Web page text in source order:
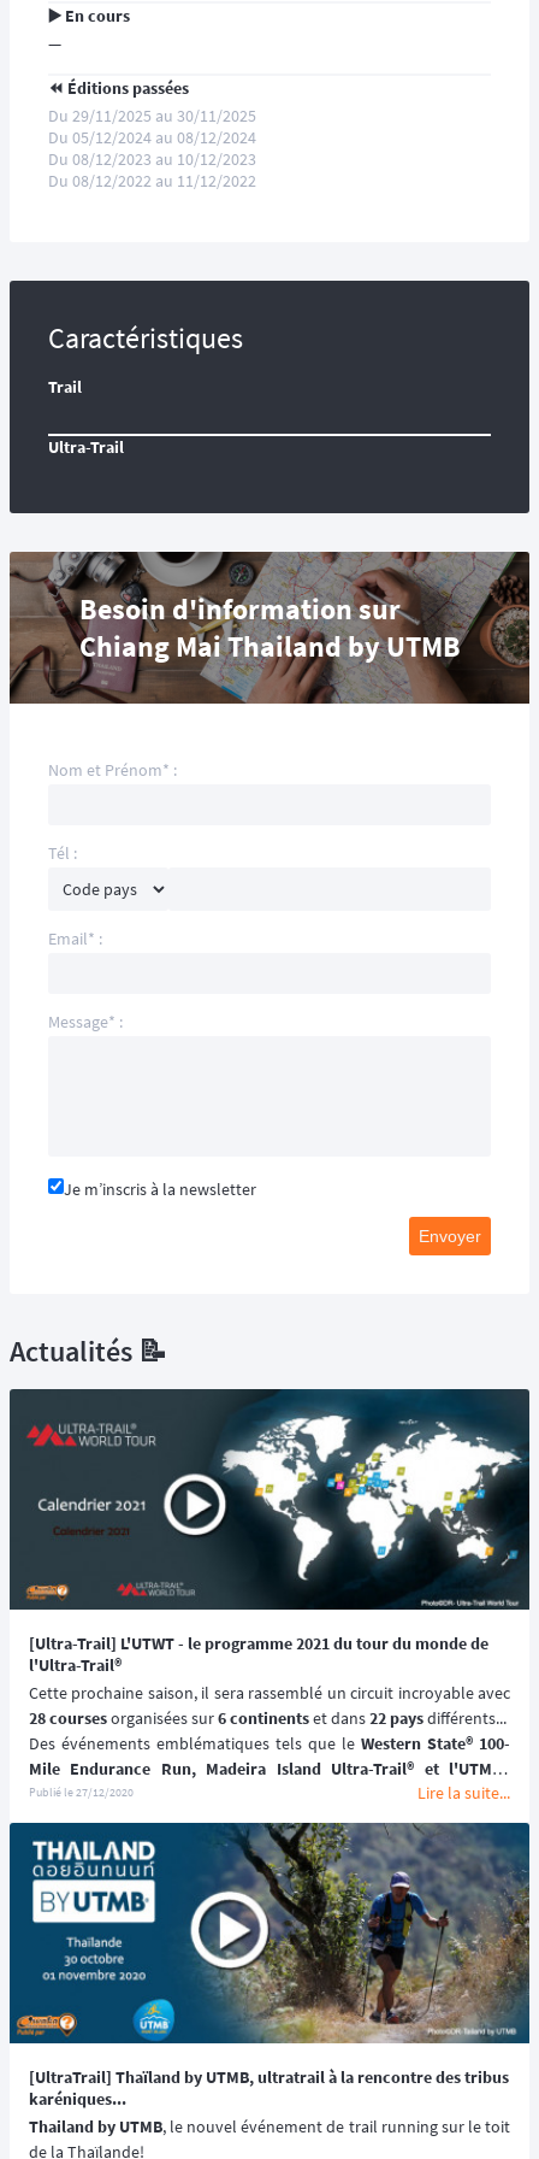
▶️ En cours
—
⏪️ Éditions passées
Du 29/11/2025 au 30/11/2025
Du 05/12/2024 au 08/12/2024
Du 08/12/2023 au 10/12/2023
Du 08/12/2022 au 11/12/2022
Caractéristiques
Trail
Ultra-Trail
Besoin d'information sur
Chiang Mai Thailand by UTMB
Nom et Prénom* :
Tél :
Email* :
Message* :
Je m’inscris à la newsletter
Envoyer
Actualités 📝
[Ultra-Trail] L'UTWT - le programme 2021 du tour du monde de
l'Ultra-Trail®
28 courses organisées sur 6 continents et dans 22 pays différents...
Des événements emblématiques tels que le Western State® 100-
Mile Endurance Run, Madeira Island Ultra-Trail® et l'UTMB®
Mont-Blanc (UTMB®, TDS® et CCC®) seront à nouveau sur le 2021
Ultra-Trail® World Tour calendrier.
Publié le27/12/2020 Lire la suite...
[UltraTrail] Thaïland by UTMB, ultratrail à la rencontre des tribus
karéniques...
Thailand by UTMB, le nouvel événement de trail running sur le toit
de la Thaïlande!